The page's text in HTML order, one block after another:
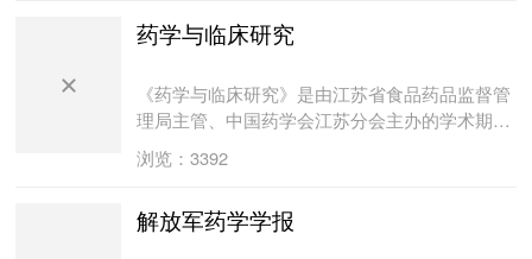
7878/CN 32-1726R。《抗感染药学》主要刊登
生产工艺、临床应用、不良反应、国内外的药学
进展和抗感染药学的理论与实践等方面的学术论
与提高相结合, 以提高为主, 理论与实践相结合,
用性的科技成果和先进经验。本刊特点: 集科学
药学与临床研究
《药学与临床研究》是由江苏省食品药品监督管
理局主管、中国药学会江苏分会主办的学术期
刊。《药学与临床研究》双月25日出版,国内外公
开发行。目前已发行至全国各省、市、自治区和
床研究》是药学领域的综合性学术期刊，主要刊
浏览：3392
解放军药学学报